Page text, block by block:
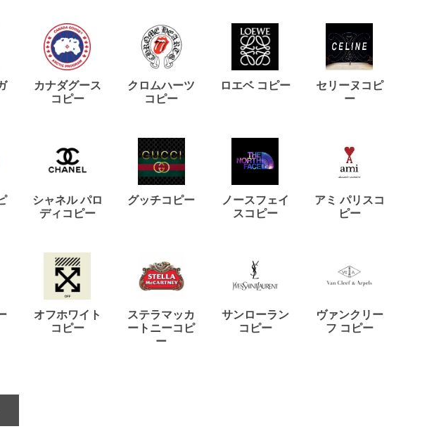
カナダグース
コピー
クロムハーツ
コピー
ロエベ コピー
セリーヌコピ
ー
シャネル パロ
ディコピー
グッチコピー
ノースフェイ
スコピー
アミ パリスコ
ピー
オフホワイト
コピー
ステラマッカ
ートニーコピ
ー
サンローラン
コピー
ヴァンクリー
フ コピー